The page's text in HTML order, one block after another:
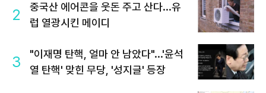
2
중국산 에어콘을 웃돈 주고 산다...유
럽 열광시킨 메이디
3
"이재명 탄핵, 얼마 안 남았다"...'윤석
열 탄핵' 맞힌 무당, '성지글' 등장